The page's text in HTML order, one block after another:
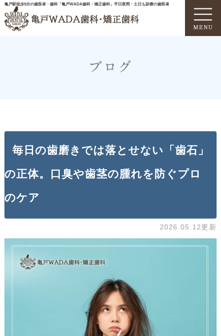
亀戸駅徒歩5分の歯医者・歯科「亀戸WADA歯科・矯正歯科」平日夜間・土日も診療の歯医者
ブログ
毎日の歯磨きでは落とせない「歯石」
の正体。口臭や歯茎の腫れを防ぐプロ
のケア
2026.05.12更新